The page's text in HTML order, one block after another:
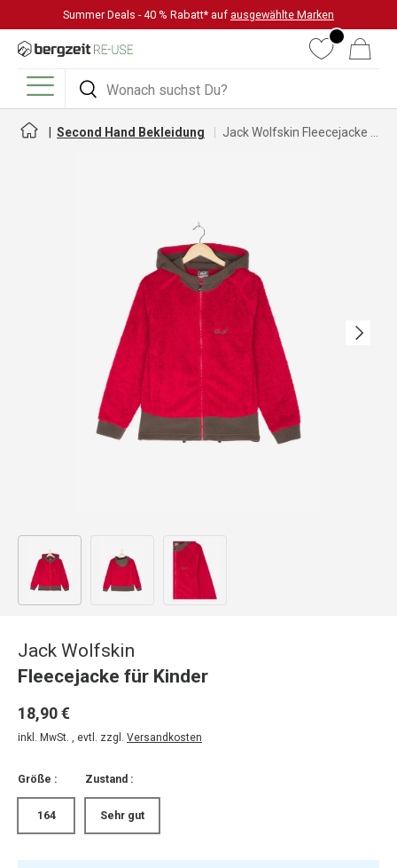
DIREKT ZUM INHALT
Summer Deals - 40 % Rabatt* auf ausgewählte Marken
Suchen
Suchen
WunschlisteWarenkorb
Menü
Second Hand Bekleidung
Nächste
Bild 1 in Galerieansicht laden
Jack Wolfskin
Fleecejacke für Kinder
18,90 €
inkl. MwSt. , evtl. zzgl. Versandkosten
Größe :
164
Zustand :
Sehr gut